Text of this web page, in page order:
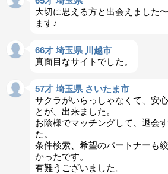
大切に思える方と出会えました
ます♪
66才 埼玉県 川越市
真面目なサイトでした。
57才 埼玉県 さいたま市
サクラがいらっしゃなくて、安
とが、出来ました。
お陰様でマッチングして、退会
た。
条件検索、希望のパートナーも
かったです。
有難うございました。